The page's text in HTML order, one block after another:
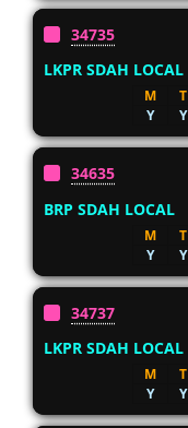
34735
LKPR SDAH LOCAL
M T
Y
Y
34635
BRP SDAH LOCAL
M T
Y
Y
34737
LKPR SDAH LOCAL
M T
Y
Y